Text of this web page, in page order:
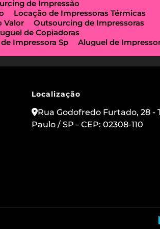
de Impressão
Locação de Impressoras Térmicas
Valor
Outsourcing de Impressoras
de Copiadoras
Impressora Sp
Aluguel de
em São Paulo
Manutenção de
Outsourcing e Locação de
Locação de Scanner de Mesa
Térmica
Aluguel de Etiquetadora
para Clínicas Médicas
de Impressoras
Localização
Rua Godofredo Furtado, 28 -
Paulo / SP - CEP: 02308-110